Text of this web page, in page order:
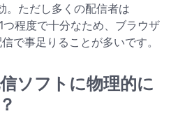
。ただし多くの配信者は
つ程度で十分なため、ブラウザ
で事足りることが多いです。
ソフトに物理的に